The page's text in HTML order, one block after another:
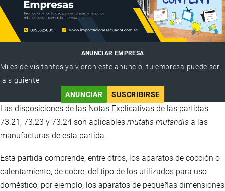
ANUNCIAR EMPRESA
Miles de visitantes ya vieron este anuncio, tu empresa puede ser
la siguiente
ANUNCIAR
SUSCRIBIRSE
Las disposiciones de las Notas Explicativas de las partidas
73.21, 73.23 y 73.24 son aplicables mutatis mutandis a las
manufacturas de esta partida.
Esta partida comprende, entre otros, los aparatos de cocción o
calentamiento, de cobre, del tipo de los utilizados para uso
doméstico, por ejemplo, los aparatos de pequeñas dimensiones